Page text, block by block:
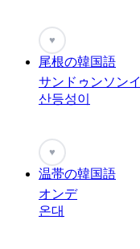
♥
尾根の韓国語
サンドゥンソンイ
산등성이
♥
温帯の韓国語
オンデ
온대